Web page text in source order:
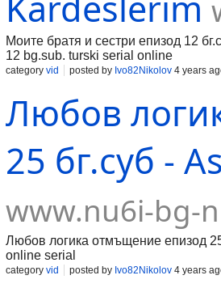
Моите братя и сестри епизод 12
12 bg.sub. turski serial online
category vid posted by Ivo82Nikolov 4 years
Любов
25 бг.суб -
www.nu6i-bg-
Любов логика отмъщение епизод
online serial
category vid posted by Ivo82Nikolov 4 years